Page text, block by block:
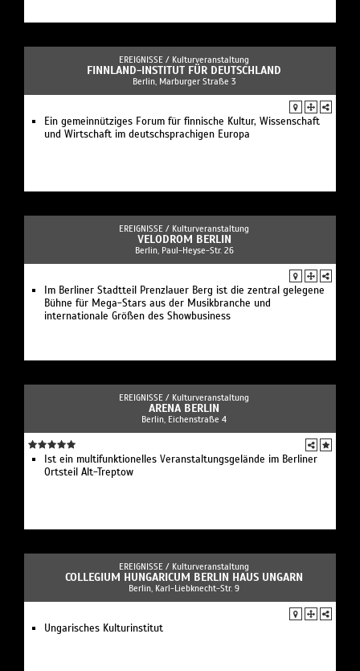
EREIGNISSE / Kulturveranstaltung
FINNLAND-INSTITUT FÜR DEUTSCHLAND
Berlin, Marburger Straße 3
Ein gemeinnütziges Forum für finnische Kultur, Wissenschaft
und Wirtschaft im deutschsprachigen Europa
EREIGNISSE / Kulturveranstaltung
VELODROM BERLIN
Berlin, Paul-Heyse-Str. 26
Im Berliner Stadtteil Prenzlauer Berg ist die zentral gelegene
Bühne für Mega-Stars aus der Musikbranche und
internationale Größen des Showbusiness
EREIGNISSE / Kulturveranstaltung
ARENA BERLIN
Berlin, Eichenstraße 4
Ist ein multifunktionelles Veranstaltungsgelände im Berliner
Ortsteil Alt-Treptow
EREIGNISSE / Kulturveranstaltung
COLLEGIUM HUNGARICUM BERLIN HAUS UNGARN
Berlin, Karl-Liebknecht-Str. 9
Ungarisches Kulturinstitut